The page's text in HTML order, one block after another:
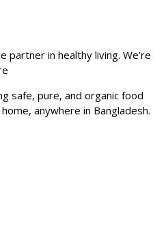
partner in healthy living. We’re
safe, pure, and organic food
anywhere in Bangladesh.